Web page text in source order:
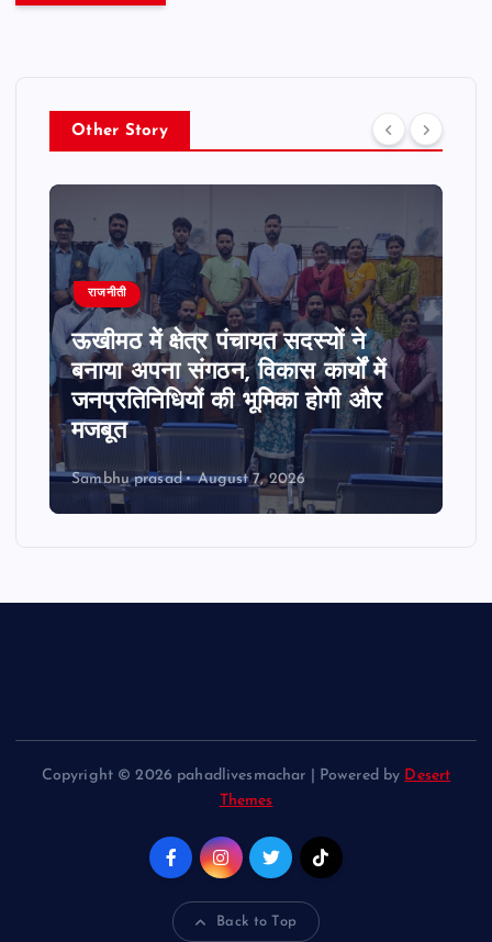
Other Story
राजनीती
ऊखीमठ में क्षेत्र पंचायत सदस्यों ने
बनाया अपना संगठन, विकास कार्यों में
जनप्रतिनिधियों की भूमिका होगी और
मजबूत
Sambhu prasad August 7, 2026
Copyright © 2026 pahadlivesmachar | Powered by Desert
Themes
Back to Top